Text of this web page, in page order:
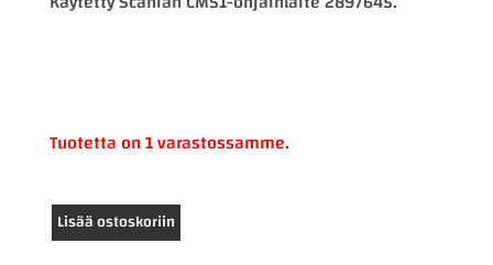
Tuotetta on 1 varastossamme.
Scania
CMS1-
Lisää ostoskoriin